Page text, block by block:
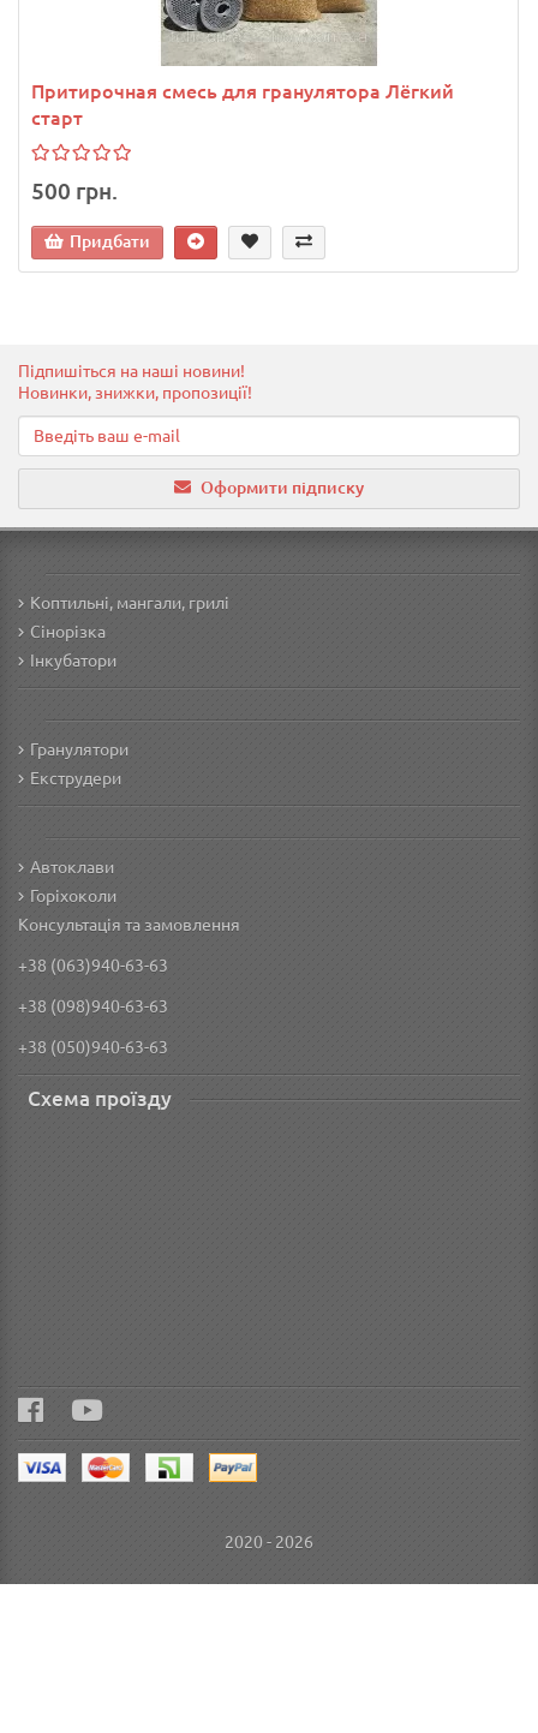
Притирочная смесь для гранулятора Лёгкий
старт
500 грн.
Придбати
Підпишіться на наші новини!
Новинки, знижки, пропозиції!
Оформити підписку
Коптильні, мангали, грилі
Сінорізка
Інкубатори
Гранулятори
Екструдери
Автоклави
Горіхоколи
Консультація та замовлення
+38 (063)940-63-63
+38 (098)940-63-63
+38 (050)940-63-63
Схема проїзду
2020 - 2026